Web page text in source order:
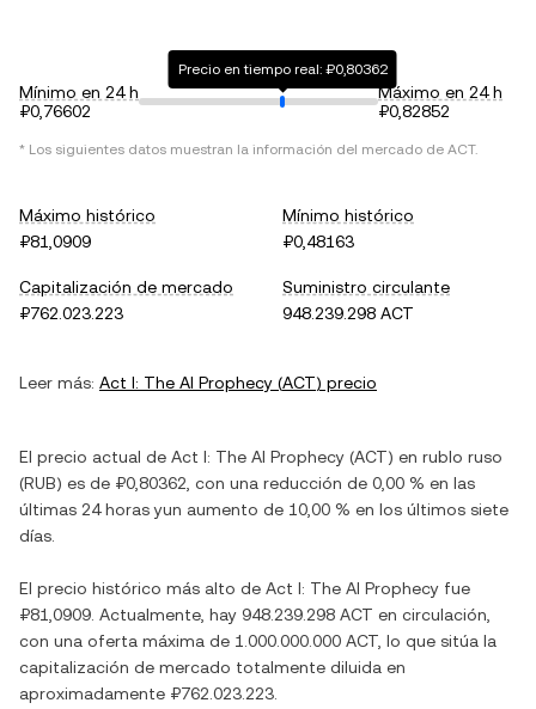
Mínimo en 24 h
₽0,76602
Precio en tiempo real: ₽0,80362
Máximo en 24 h
₽0,82852
* Los siguientes datos muestran la información del mercado de ACT.
Máximo histórico
₽81,0909
Mínimo histórico
₽0,48163
Capitalización de mercado
₽762.023.223
Suministro circulante
948.239.298 ACT
Leer más: Act I: The AI Prophecy (ACT) precio
El precio actual de Act I: The AI Prophecy (ACT) en rublo ruso
(RUB) es de ₽0,80362 , con una reducción de 0,00 % en las
últimas 24 horas yun aumento de 10,00 % en los últimos siete
días.
El precio histórico más alto de Act I: The AI Prophecy fue
₽81,0909 . Actualmente, hay 948.239.298 ACT en circulación,
con una oferta máxima de 1.000.000.000 ACT , lo que sitúa la
capitalización de mercado totalmente diluida en
aproximadamente ₽762.023.223